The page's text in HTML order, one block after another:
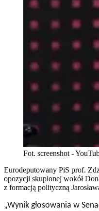
Fot. screenshot -
Eurodeputowany PiS prof.
opozycji skupionej wokół
z formacją polityczną
„Wynik głosowania w